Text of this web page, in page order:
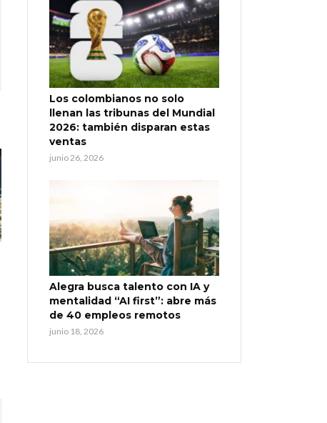
Los colombianos no solo
llenan las tribunas del Mundial
2026: también disparan estas
ventas
junio 26, 2026
Alegra busca talento con IA y
mentalidad “AI first”: abre más
de 40 empleos remotos
junio 18, 2026